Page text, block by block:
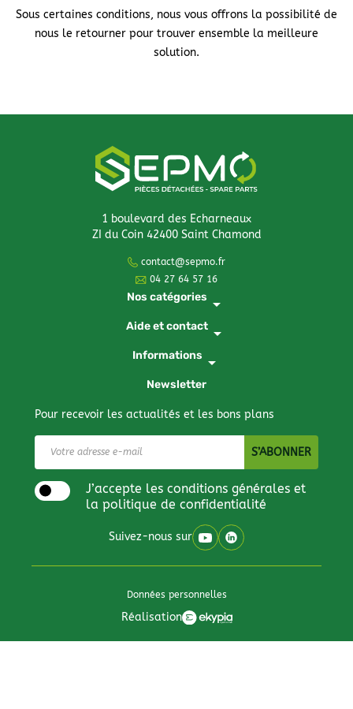
Sous certaines conditions, nous vous offrons la possibilité de
nous le retourner pour trouver ensemble la meilleure
solution.
1 boulevard des Echarneaux
ZI du Coin 42400 Saint Chamond
contact@sepmo.fr
04 27 64 57 16
Nos catégories arrow_drop_down
Aide et contact arrow_drop_down
Informations arrow_drop_down
Newsletter
Pour recevoir les actualités et les bons plans
J’accepte les conditions générales et
la politique de confidentialité
Suivez-nous sur
Données personnelles
Réalisation